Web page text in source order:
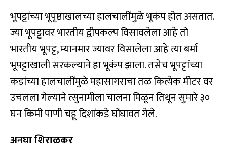
भूपट्टांच्या भूपृष्ठाखालच्या हालचालींमुळे भूकंप होत असतात.
ज्या भूपट्टावर भारतीय द्वीपकल्प विसावलेला आहे तो
भारतीय भूपट्ट, म्यानमार ज्यावर विसालेला आहे त्या बर्मा
भूपट्टाखाली सरकल्याने हा भूकंप झाला. तसेच भूपट्टांच्या
कडांच्या हालचालींमुळे महासागराचा तळ कित्येक मीटर वर
उचलला गेल्याने त्सुनामीला चालना मिळून तिथून सुमारे ३०
घन किमी पाणी चहू दिशांकडे घोंघावत गेले.
अनघा शिराळकर